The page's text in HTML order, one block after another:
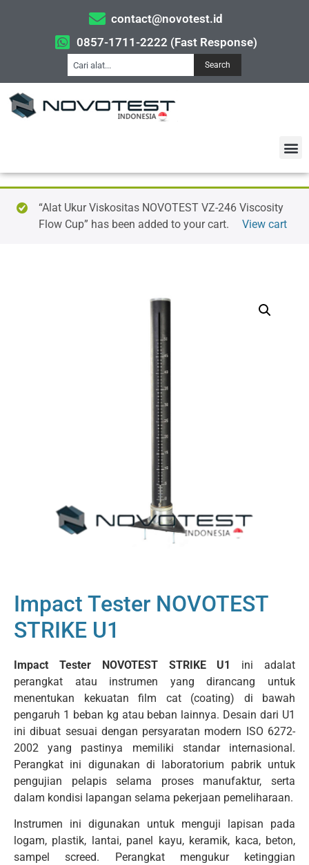
contact@novotest.id
0857-1711-2222 (Fast Response)
Search
“Alat Ukur Viskositas NOVOTEST VZ-246 Viscosity
Flow Cup” has been added to your cart.
View cart
Impact Tester NOVOTEST
STRIKE U1
Impact Tester NOVOTEST STRIKE U1
ini adalat
perangkat atau instrumen yang dirancang untuk
menentukan kekuatan film cat (coating) di bawah
pengaruh 1 beban kg atau beban lainnya. Desain dari U1
ini dibuat sesuai dengan persyaratan modern ISO 6272-
2002 yang pastinya memiliki standar internasional.
Perangkat ini digunakan di laboratorium pabrik untuk
pengujian pelapis selama proses manufaktur, serta
dalam kondisi lapangan selama pekerjaan pemeliharaan.
Instrumen ini digunakan untuk menguji lapisan pada
logam, plastik, lantai, panel kayu, keramik, kaca, beton,
sampel screed. Perangkat mengukur ketinggian